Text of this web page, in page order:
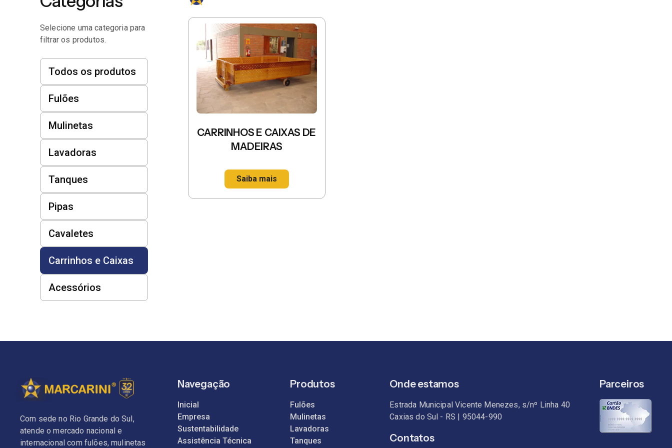
Selecione uma categoria para
filtrar os produtos.
Todos os produtos
Fulões
Mulinetas
Lavadoras
Tanques
Pipas
Cavaletes
Carrinhos e Caixas
Acessórios
CARRINHOS E CAIXAS DE
MADEIRAS
Saiba mais
Com sede no Rio Grande do Sul,
atende o mercado nacional e
internacional com fulões, mulinetas
Navegação
Inicial
Empresa
Sustentabilidade
Assistência Técnica
Produtos
Fulões
Mulinetas
Lavadoras
Tanques
Onde estamos
Estrada Municipal Vicente Menezes, s/nº Linha 40
Caxias do Sul - RS | 95044-990
Contatos
Parceiros